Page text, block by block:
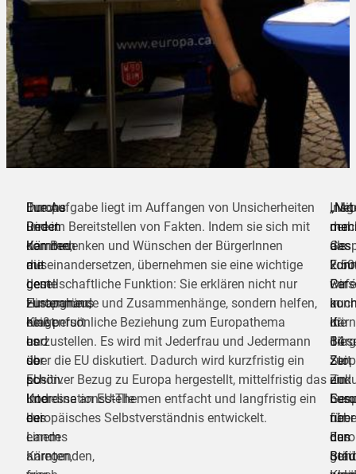
Europe
Direct
Kärnten,
mit
dem
Europahaus
Klagenfurt
und
der
EU-
Koordinationsstelle
des
Landes
Kärnten,
Durchs
Reden
kommen
die
Leute
zusammen,
heißt
es
so
schön.
Und
bei
einem
anregenden,
Ihre Aufgabe liegt im Auffangen von Unsicherheiten
und im Bereitstellen von Fakten. Indem sie sich mit
den Bedenken und Wünschen der BürgerInnen
auseinandersetzen, übernehmen sie eine wichtige
gesellschaftliche Funktion: Sie erklären nicht nur
Hintergründe und Zusammenhänge, sondern helfen,
eine persönliche Beziehung zum Europathema
herzustellen. Es wird mit Jederfrau und Jedermann
über die EU diskutiert. Dadurch wird kurzfristig ein
positiver Bezug zu Europa hergestellt, mittelfristig das
Interesse an EU-Themen entfacht und langfristig ein
europäisches Selbstverständnis entwickelt.
das
Café
in
14
und
den
„Mit
als
in
Zeit
ein
über
den
wir
die
zur
für
das